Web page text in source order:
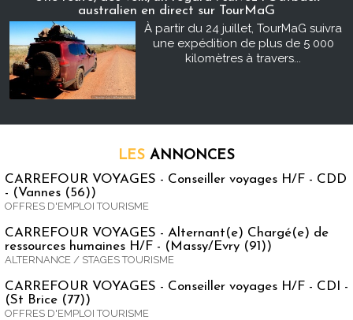
australien en direct sur TourMaG
À partir du 24 juillet, TourMaG suivra
une expédition de plus de 5 000
kilomètres à travers...
LES ANNONCES
CARREFOUR VOYAGES - Conseiller voyages H/F - CDD
- (Vannes (56))
OFFRES D'EMPLOI TOURISME
CARREFOUR VOYAGES - Alternant(e) Chargé(e) de
ressources humaines H/F - (Massy/Evry (91))
ALTERNANCE / STAGES TOURISME
CARREFOUR VOYAGES - Conseiller voyages H/F - CDI -
(St Brice (77))
OFFRES D'EMPLOI TOURISME